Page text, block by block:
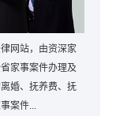
网站，由资深家
家事案件办理及
婚、抚养费、抚
案件...